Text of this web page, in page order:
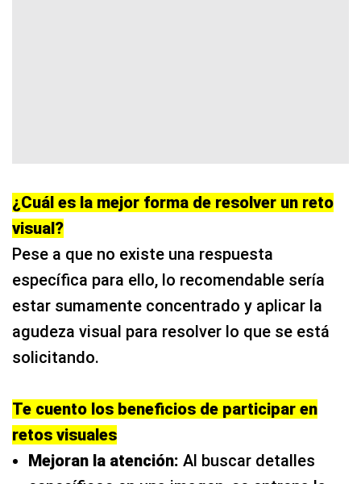
¿Cuál es la mejor forma de resolver un reto
visual?
Pese a que no existe una respuesta
específica para ello, lo recomendable sería
estar sumamente concentrado y aplicar la
agudeza visual para resolver lo que se está
solicitando.
Te cuento los beneficios de participar en
retos visuales
Mejoran la atención:
específicos en una imagen, se entrena la